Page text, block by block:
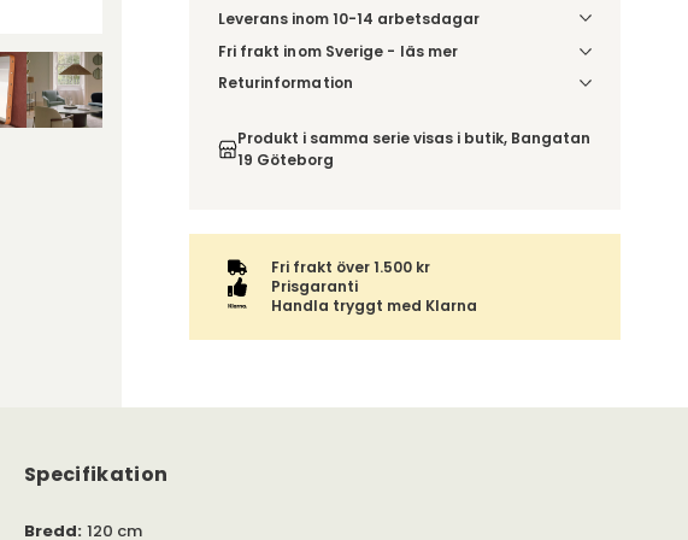
Leverans inom 10-14 arbetsdagar
Fri frakt inom Sverige - läs mer
Denna vara skickas till din port/tomtgräns. Innan
andra produkter skickas hela ordern tillsammans.
Returinformation
emot din order, enligtdistansavtalslagen.
Produkt i samma serie visas i butik, Bangatan
19 Göteborg
Fri frakt över 1.500 kr
Prisgaranti
Handla tryggt med Klarna
Specifikation
Bredd: 120 cm